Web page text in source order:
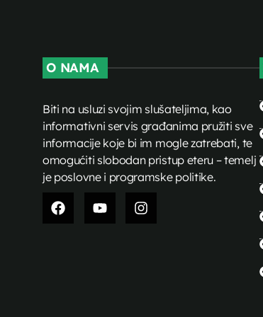
O NAMA
Biti na usluzi svojim slušateljima, kao
informativni servis građanima pružiti sve
informacije koje bi im mogle zatrebati, te
omogućiti slobodan pristup eteru – temelj
je poslovne i programske politike.